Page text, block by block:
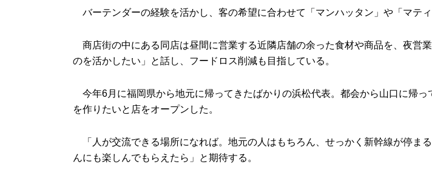
バーテンダーの経験を活かし、客の希望に合わせて「マンハッタン」や「マティ
商店街の中にある同店は昼間に営業する近隣店舗の余った食材や商品を、夜営
のを活かしたい」と話し、フードロス削減も目指している。
今年6月に福岡県から地元に帰ってきたばかりの浜松代表。都会から山口に帰っ
を作りたいと店をオープンした。
「人が交流できる場所になれば。地元の人はもちろん、せっかく新幹線が停ま
んにも楽しんでもらえたら」と期待する。